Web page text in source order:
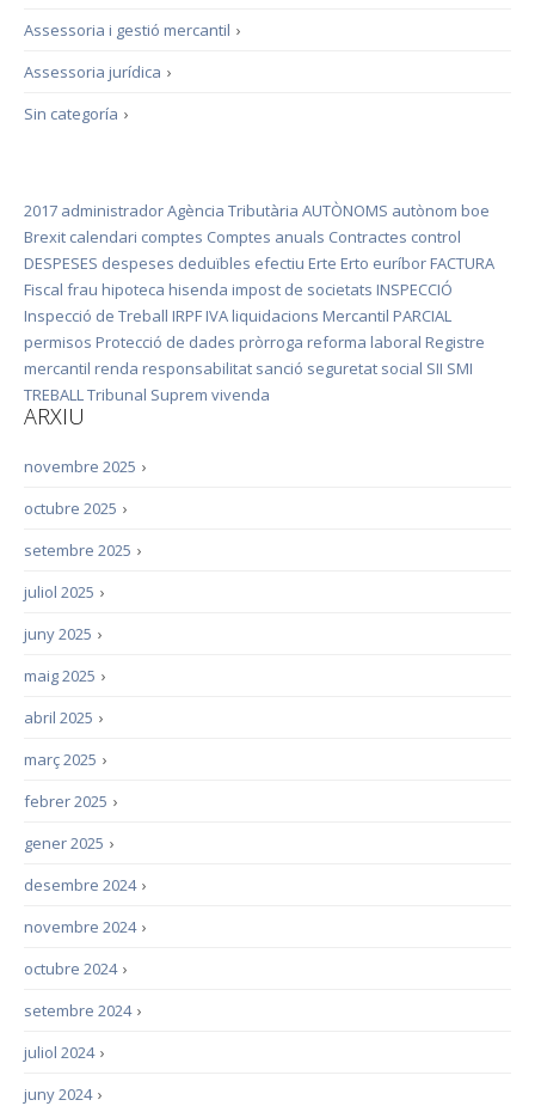
›
Assessoria i gestió mercantil
›
Assessoria jurídica
›
Sin categoría
2017 administradorAgència Tributària AUTÒNOMS autònom boe
Brexit calendari comptes Comptes anuals Contractes control
DESPESES despeses deduïbles efectiu Erte Erto euríbor FACTURA
Fiscal frau hipoteca hisenda impost de societats INSPECCIÓ
Inspecció de Treball IRPF IVA liquidacions Mercantil PARCIAL
permisos Protecció de dades pròrroga reforma laboral Registre
mercantil renda responsabilitat sanció seguretat social SII SMI
TREBALLTribunal Suprem vivenda
ARXIU
›
novembre 2025
›
octubre 2025
›
setembre 2025
›
juliol 2025
›
juny 2025
›
maig 2025
›
abril 2025
›
març 2025
›
febrer 2025
›
gener 2025
›
desembre 2024
›
novembre 2024
›
octubre 2024
›
setembre 2024
›
juliol 2024
›
juny 2024